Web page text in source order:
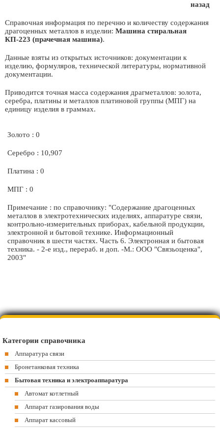
назад
Справочная информация по перечню и количеству содержания
драгоценных металлов в изделии: Машина стиральная
КП-223 (прачечная машина).
Данные взяты из открытых источников: документации к
изделию, формуляров, технической литературы, нормативной
документации.
Приводится точная масса содержания драгметаллов: золота,
серебра, платины и металлов платиновой группы (МПГ) на
единицу изделия в граммах.
Золото : 0
Серебро : 10,907
Платина : 0
МПГ : 0
Примечание : по справочнику: "Содержание драгоценных
металлов в электротехнических изделиях, аппаратуре связи,
контрольно-измерительных приборах, кабельной продукции,
электронной и бытовой технике. Информационный
справочник в шести частях. Часть 6. Электронная и бытовая
техника. - 2-е изд., перераб. и доп. -М.: ООО "Связьоценка",
2003"
Категории справочника
Аппаратура связи
Бронетанковая техника
Бытовая техника и электроаппаратура
Автомат котлетный
Аппарат газирования воды
Аппарат кассовый